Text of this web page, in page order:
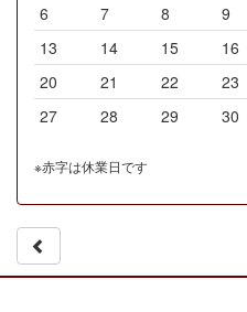
6
7 8 9
13
14 15 16
20
21 22 23
27
28 29 30
※赤字は休業日です